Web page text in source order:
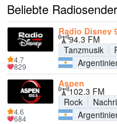
Beliebte
Radio Disney
94.3 FM
Tanzmusik
4.7
829
Aspen
102.3 FM
Rock
4.6
684